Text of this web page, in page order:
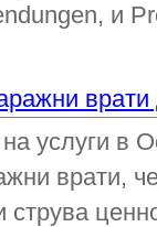
и
врати
услуги в
врати,